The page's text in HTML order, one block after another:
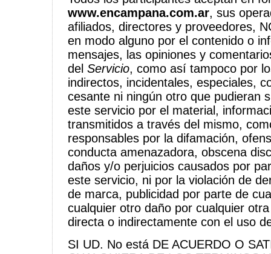
www.encampana.com.ar, sus
afiliados, directores y proveedores,
en modo alguno por el contenido o
mensajes, las opiniones y
del Servicio, como así tampoco por
indirectos, incidentales, especiales,
cesante ni ningún otro que pudieran
este servicio por el material,
transmitidos a través del mismo,
responsables por la difamación,
conducta amenazadora, obscena
daños y/o perjuicios causados por
este servicio, ni por la violación de
de marca, publicidad por parte de
cualquier otro daño por cualquier
directa o indirectamente con el uso
SI UD. No está DE ACUERDO O